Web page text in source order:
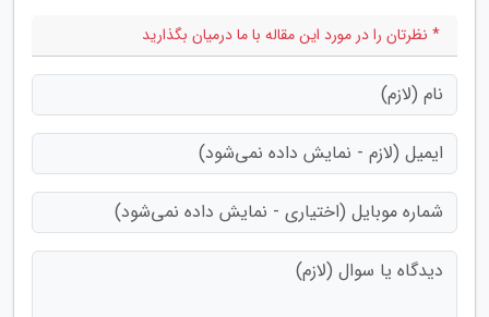
* نظرتان را در مورد این مقاله با ما درمیان بگذارید